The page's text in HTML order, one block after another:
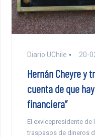
Diario UChile 20-
Hernán Cheyre y
cuenta de que
financiera”
El exvicepresidente
traspasos de dineros